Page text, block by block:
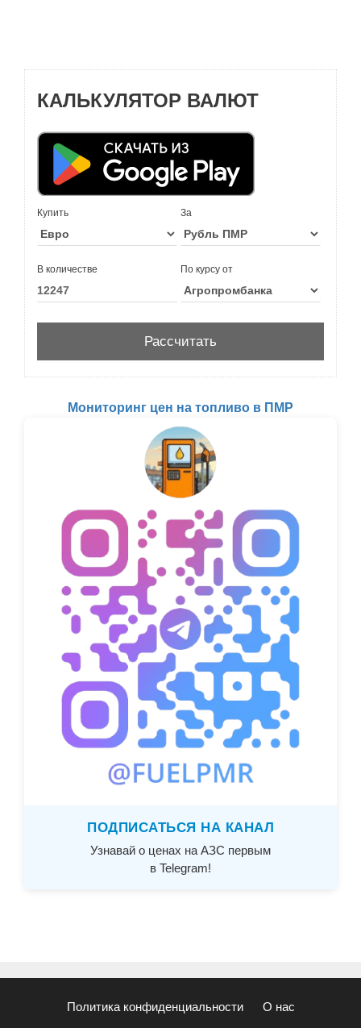
КАЛЬКУЛЯТОР ВАЛЮТ
Купить За
В количестве По курсу от
Мониторинг цен на топливо в ПМР
ПОДПИСАТЬСЯ НА КАНАЛ
Узнавай о ценах на АЗС первым
в Telegram!
Политика конфиденциальности О нас